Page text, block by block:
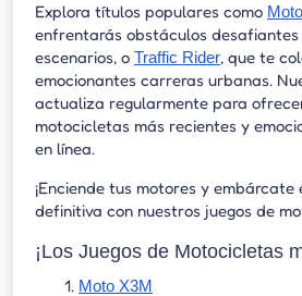
Explora títulos populares como
enfrentarás obstáculos desafiantes
escenarios, o Traffic Rider, que te
emocionantes carreras urbanas.
actualiza regularmente para
motocicletas más recientes y
en línea.
¡Enciende tus motores y
definitiva con nuestros juegos de
¡Los Juegos de Motocicletas
Moto X3M